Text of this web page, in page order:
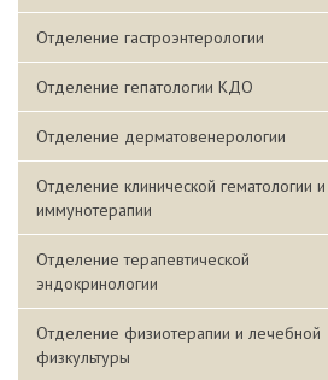
Отделение гастроэнтерологии
Отделение гепатологии КДО
Отделение дерматовенерологии
Отделение клинической гематологии и
иммунотерапии
Отделение терапевтической
эндокринологии
Отделение физиотерапии и лечебной
физкультуры